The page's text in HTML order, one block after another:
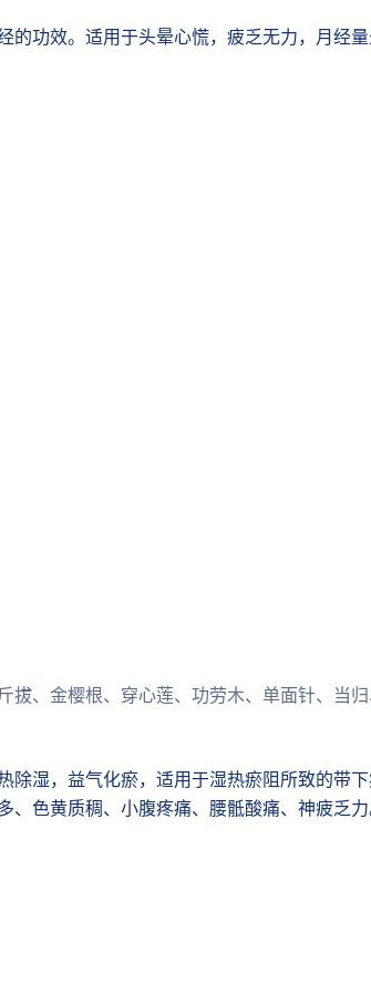
功效。适用于头晕心慌，疲乏无力，月经量
拔、金樱根、穿心莲、功劳木、单面针、当
湿，益气化瘀，适用于湿热瘀阻所致的带下
色黄质稠、小腹疼痛、腰骶酸痛、神疲乏力